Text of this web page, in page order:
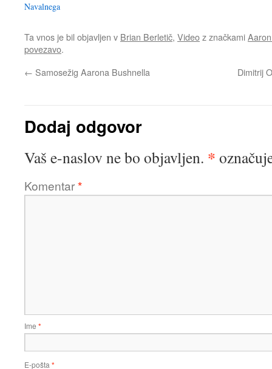
Navalnega
Ta vnos je bil objavljen v Brian Berletič, Videoz značkami
povezavo.
← Samosežig Aarona Bushnella Dimitrij
Dodaj odgovor
Vaš e-naslov ne bo objavljen. *
Komentar*
Ime *
E-pošta *